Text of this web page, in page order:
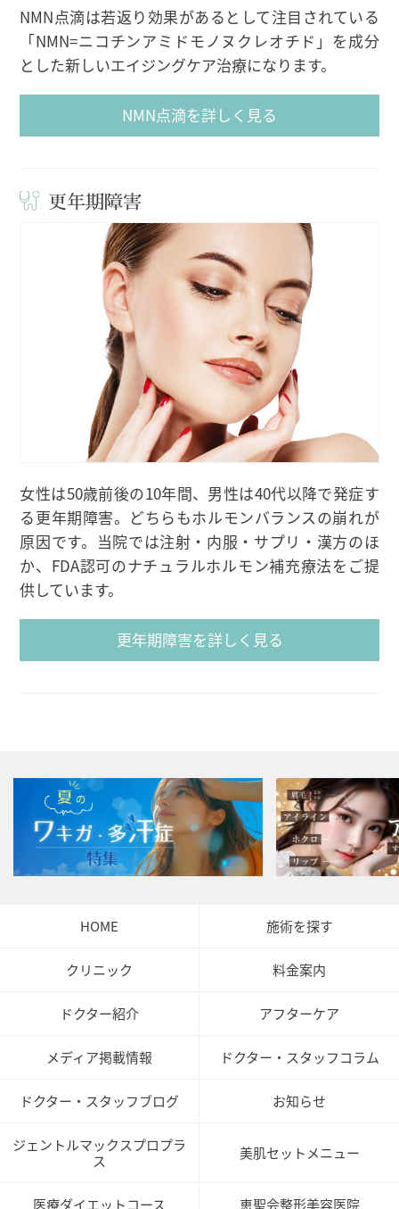
NMN点滴は若返り効果があるとして注目されている
「NMN=ニコチンアミドモノヌクレオチド」を成分
とした新しいエイジングケア治療になります。
NMN点滴を詳しく見る
更年期障害
女性は50歳前後の10年間、男性は40代以降で発症す
る更年期障害。どちらもホルモンバランスの崩れが
原因です。当院では注射・内服・サプリ・漢方のほ
か、FDA認可のナチュラルホルモン補充療法をご提
供しています。
更年期障害を詳しく見る
HOME 施術を探す
クリニック 料金案内
ドクター紹介 アフターケア
メディア掲載情報 ドクター・スタッフコラム
ドクター・スタッフブログ お知らせ
ジェントルマックスプロプラ
ス
美肌セットメニュー
医療ダイエットコース 恵聖会整形美容医院